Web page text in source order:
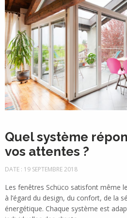
Quel système
vos attentes ?
DATE : 19 SEPTEMBRE 2018
Les fenêtres Schüco satisfont même
à l’égard du design, du confort, de la
énergétique. Chaque système est